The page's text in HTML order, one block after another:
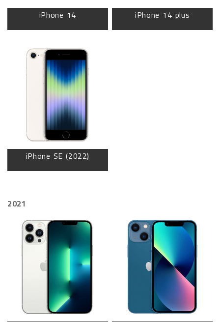
iPhone 14 iPhone 14 plus
iPhone SE (2022)
2021